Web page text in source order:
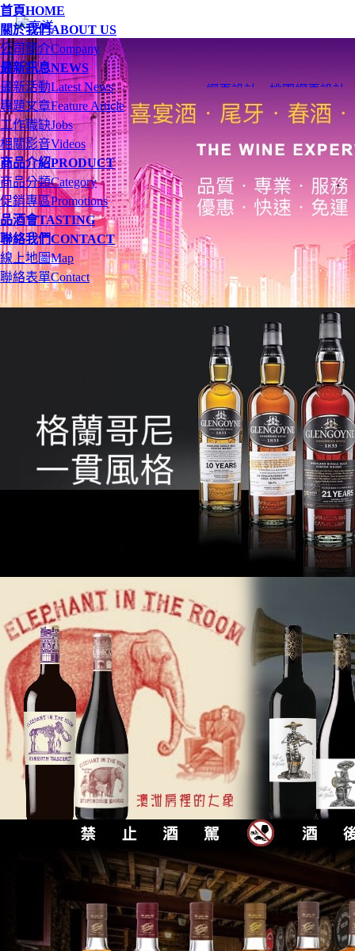
首頁HOME
關於我們ABOUT US
公司簡介Company
最新訊息NEWS
最新活動Latest News
專題文章Feature Article
工作職缺Jobs
相關影音Videos
商品介紹PRODUCT
商品分類Category
促銷專區Promotions
品酒會TASTING
聯絡我們CONTACT
線上地圖Map
聯絡表單Contact
網頁設計 桃園網頁設計